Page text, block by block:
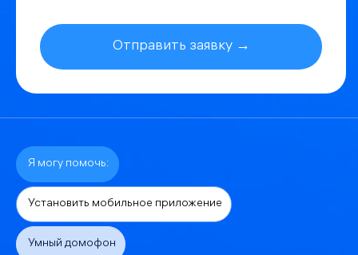
Отправить заявку →
Я могу помочь:
Установить мобильное приложение
Умный домофон